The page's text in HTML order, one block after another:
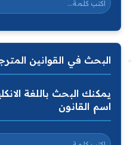
البحث في القوانين
يمكنك البحث باللغة
اسم القانون